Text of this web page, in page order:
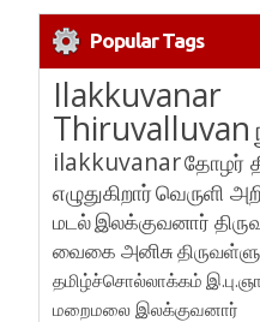
Popular Tags
Ilakkuvanar
Thiruvalluvan
ilakkuvanarதோழர்
எழுதுகிறார்வெருளி
மடல்இலக்குவனார்
வைகை அனிசு
தமிழ்ச்சொல்லாக்கம்
மறைமலை இலக்குவனார்